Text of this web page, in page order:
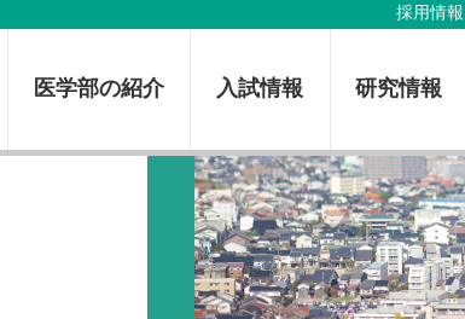
採用情報
医学部の紹介 入試情報 研究情報